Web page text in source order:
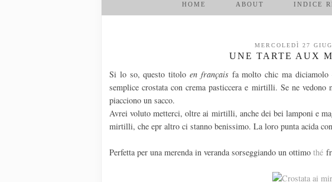
HOME ABOUT INDICE
MERCOLEDÌ 27
UNE TARTE AUX
Si lo so, questo titoloen françaisfa molto chic ma diciamolo
semplice crostata con crema pasticcera e mirtilli. Se ne
piacciono un sacco.
Avrei voluto metterci, oltre ai mirtilli, anche dei bei lamponi e
mirtilli, che epr altro ci stanno benissimo. La loro punta acida
Perfetta per una merenda in veranda sorseggiando un ottimo thé